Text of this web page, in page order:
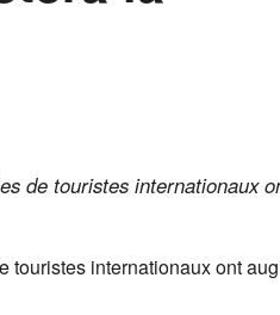
de touristes internationaux
touristes internationaux ont